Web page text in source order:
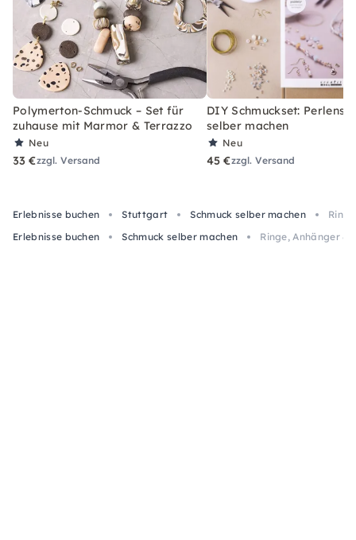
Polymerton-Schmuck – Set für
zuhause mit Marmor & Terrazzo
Neu
33 €zzgl. Versand
DIY Schmuckset:
selber machen
Neu
45 €zzgl. Versand
Erlebnisse buchen Stuttgart Schmuck selber machen
Erlebnisse buchen
Schmuck selber machen Ringe, Anhänger